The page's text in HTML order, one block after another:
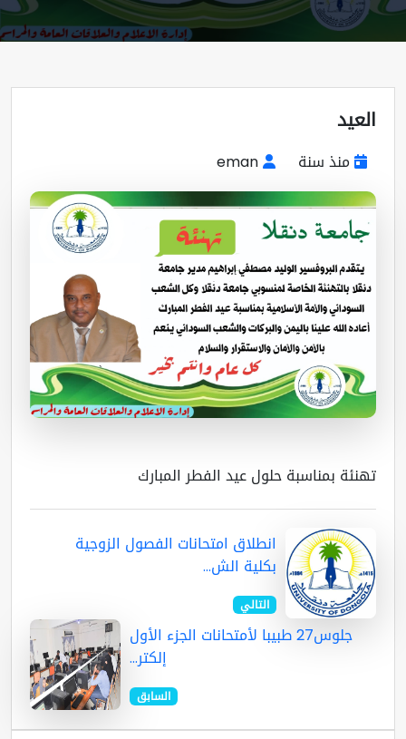
منذ سنة eman
بمناسبة حلول عيد الفطر المبارك
انطلاق امتحانات الفصول الزوجية
بكلية الش...
التالي
جلوس27 طبيبا لأمتحانات الجزء الأول
السابق